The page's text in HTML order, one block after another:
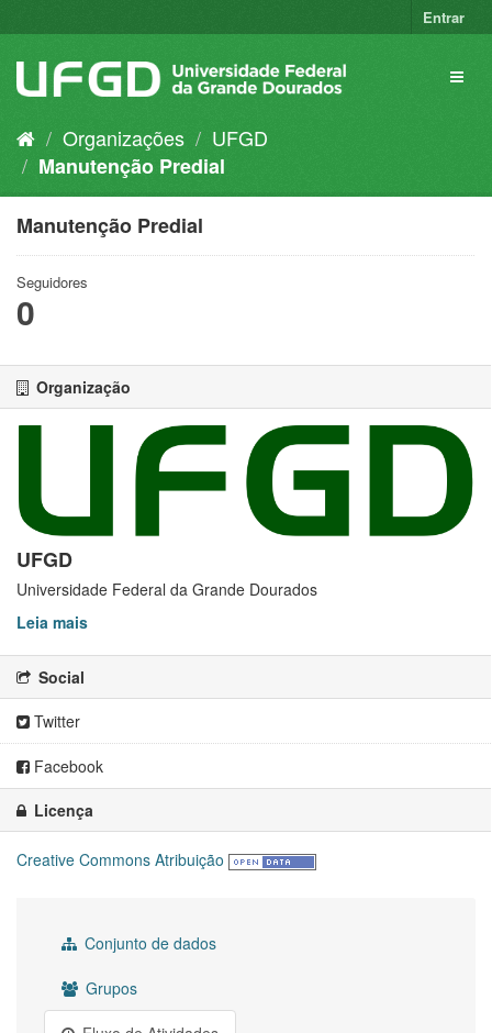
para
conteúdo
Entrar
Organizações
UFGD
Manutenção Predial
Manutenção Predial
Seguidores
0
Organização
UFGD
Universidade Federal da Grande Dourados
Leia mais
Social
Twitter
Facebook
Licença
Creative Commons Atribuição
Conjunto de dados
Grupos